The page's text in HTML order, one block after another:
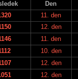
Den
11. den
12. den
11. den
10. den
12. den
12. den